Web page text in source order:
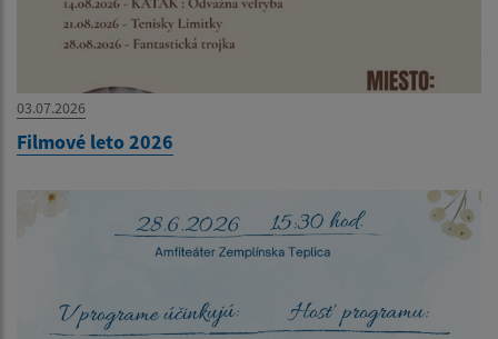
03.07.2026
Filmové leto 2026